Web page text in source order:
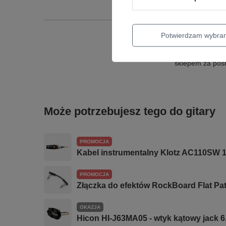
sklepem za
Może potrzebujesz tego do gitary
PROMOCJA
Kabel instrumentalny Klotz AC110SW
PROMOCJA
Złączka do efektów RockBoard Flat
OKAZJA
Hicon HI-J63MA05 - wtyk kątowy jack
Potwierdzam